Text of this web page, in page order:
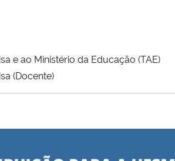
e ao Ministério da Educação (TAE)
(Docente)